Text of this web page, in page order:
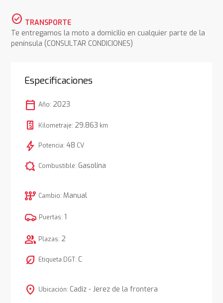
check_circle TRANSPORTE
Te entregamos la moto a domicilio en cualquier parte de la
península (CONSULTAR CONDICIONES)
Especificaciones
calendar_today Año: 2023
Kilometraje: 29.863 km
bolt Potencia: 48 CV
comic_bubble Combustible: Gasolina
auto_transmission Cambio: Manual
Puertas: 1
group Plazas: 2
nest_eco_leaf Etiqueta DGT: C
location_on Ubicación: Cadiz - Jerez de la frontera